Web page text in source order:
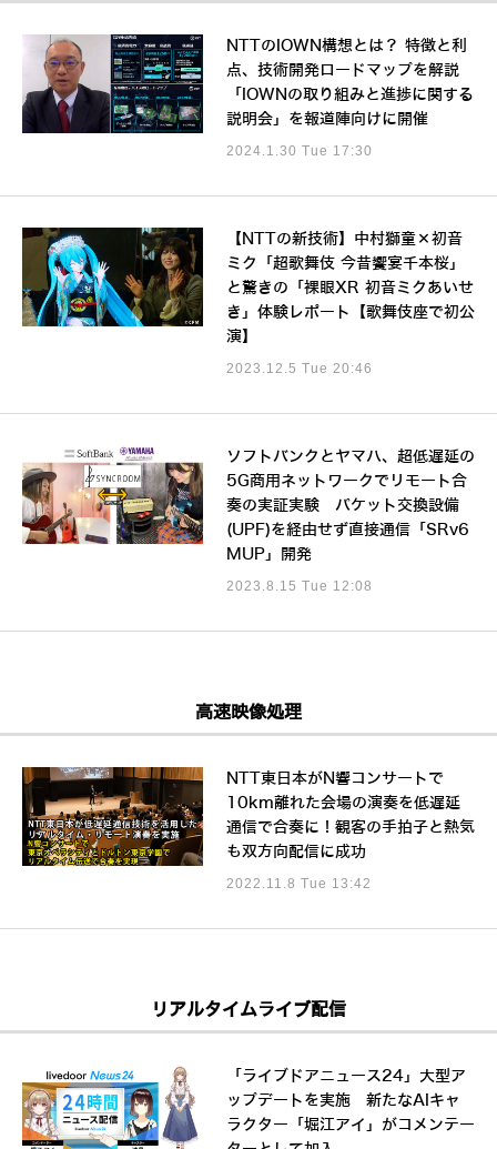
NTTのIOWN構想とは？ 特徴と利
点、技術開発ロードマップを解説
「IOWNの取り組みと進捗に関する
説明会」を報道陣向けに開催
2024.1.30 Tue 17:30
【NTTの新技術】中村獅童×初音
ミク「超歌舞伎 今昔饗宴千本桜」
と驚きの「裸眼XR 初音ミクあいせ
き」体験レポート【歌舞伎座で初公
演】
2023.12.5 Tue 20:46
ソフトバンクとヤマハ、超低遅延の
5G商用ネットワークでリモート合
奏の実証実験 パケット交換設備
(UPF)を経由せず直接通信「SRv6
MUP」開発
2023.8.15 Tue 12:08
高速映像処理
NTT東日本がN響コンサートで
10km離れた会場の演奏を低遅延
通信で合奏に！観客の手拍子と熱気
も双方向配信に成功
2022.11.8 Tue 13:42
リアルタイムライブ配信
「ライブドアニュース24」大型ア
ップデートを実施 新たなAIキャ
ラクター「堀江アイ」がコメンテー